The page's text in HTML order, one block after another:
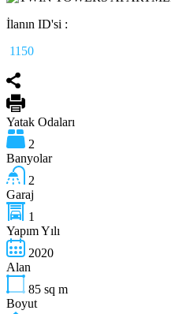
İlanın ID'si :
1150
Yatak Odaları
2
Banyolar
2
Garaj
1
Yapım Yılı
2020
Alan
85 sq m
Boyut